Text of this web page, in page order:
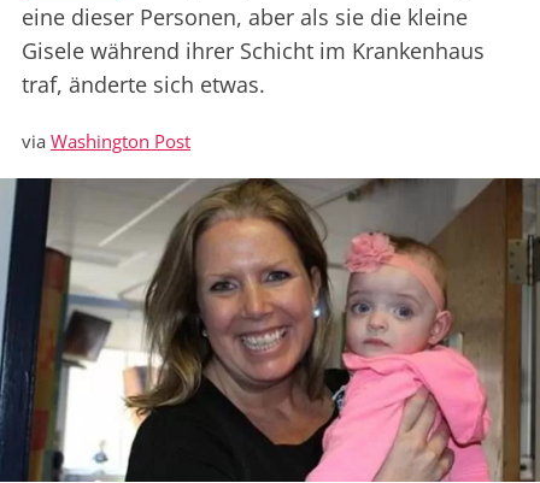
eine dieser Personen, aber als sie die kleine
Gisele während ihrer Schicht im Krankenhaus
traf, änderte sich etwas.
via Washington Post